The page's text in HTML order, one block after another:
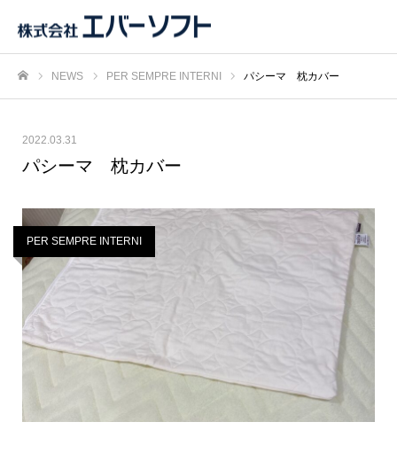
NEWS PER SEMPRE INTERNI パシーマ 枕カバー
2022.03.31
パシーマ 枕カバー
PER SEMPRE INTERNI